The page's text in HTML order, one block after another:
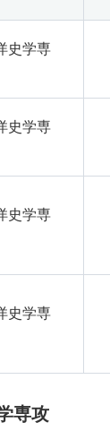
史学専
史学専
史学専
史学専
専攻